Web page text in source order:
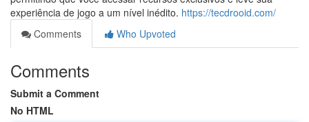
experiência de jogo a um nível inédito. https://tecdrooid.com/
Comments
Who Upvoted
Comments
Submit a Comment
No HTML